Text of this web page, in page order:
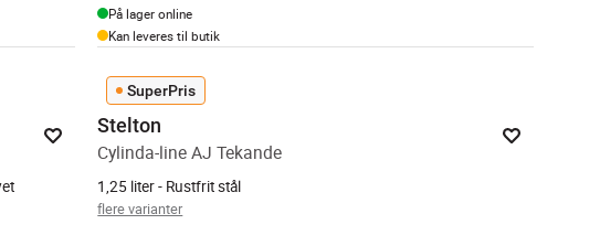
På lager online
Kan leveres til butik
SuperPris
Stelton
Cylinda-line AJ Tekande
1,25 liter - Rustfrit stål
flere varianter